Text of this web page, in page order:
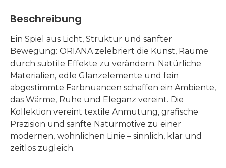
Beschreibung
Ein Spiel aus Licht, Struktur und sanfter
Bewegung: ORIANA zelebriert die Kunst, Räume
durch subtile Effekte zu verändern. Natürliche
Materialien, edle Glanzelemente und fein
abgestimmte Farbnuancen schaffen ein Ambiente,
das Wärme, Ruhe und Eleganz vereint. Die
Kollektion vereint textile Anmutung, grafische
Präzision und sanfte Naturmotive zu einer
modernen, wohnlichen Linie – sinnlich, klar und
zeitlos zugleich.